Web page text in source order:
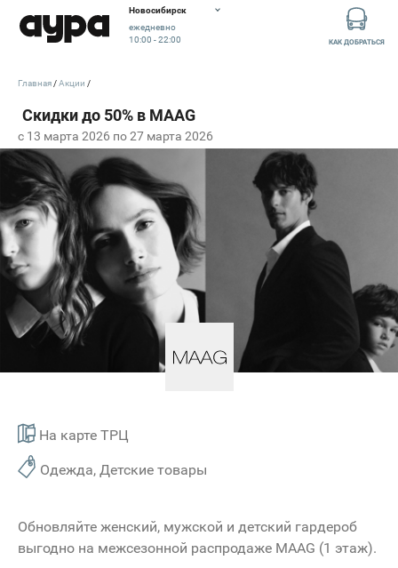
Новосибирск
ежедневно
10:00 - 22:00
КАК ДОБРАТЬСЯ
c 13 марта 2026 по 27 марта 2026
На карте ТРЦ
Одежда, Детские товары
Главная Акции
Обновляйте женский, мужской и детский гардероб
выгодно на межсезонной распродаже MAAG (1 этаж).